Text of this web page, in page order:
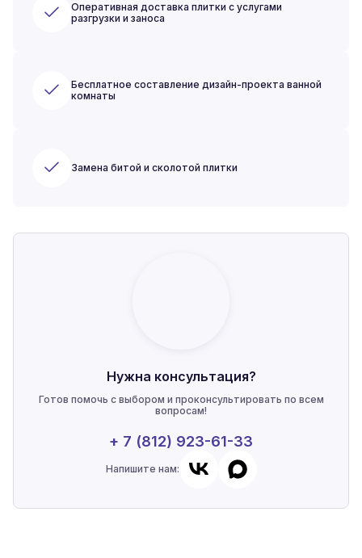
Оперативная доставка плитки с услугами
разгрузки и заноса
Бесплатное составление дизайн-проекта ванной
комнаты
Замена битой и сколотой плитки
Нужна консультация?
Готов помочь с выбором и проконсультировать по всем
вопросам!
+ 7 (812) 923-61-33
Напишите нам: